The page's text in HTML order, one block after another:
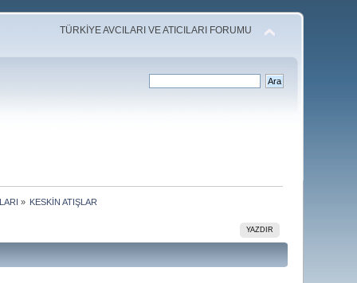
TÜRKİYE AVCILARI VE ATICILARI FORUMU
» KESKİN ATIŞLAR
YAZDIR